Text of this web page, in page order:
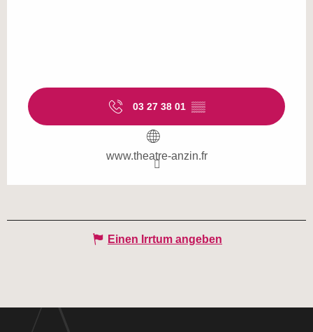
03 27 38 01 ▒▒
www.theatre-anzin.fr
Einen Irrtum angeben